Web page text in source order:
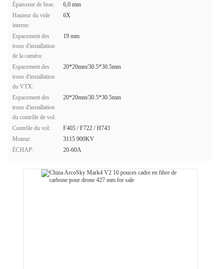
Épaisseur de bras:
6,0 mm
Hauteur du vide
interne:
6X
Espacement des
trous d'installation
de la caméra:
19 mm
Espacement des
trous d'installation
du VTX:
20*20mm/30.5*30.5mm
Espacement des
trous d'installation
du contrôle de vol:
20*20mm/30.5*30.5mm
Contrôle du vol:
F405 / F722 / H743
Moteur:
3115 900KV
ÉCHAP:
20-60A